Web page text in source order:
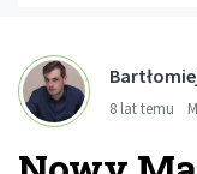
8 lat temu